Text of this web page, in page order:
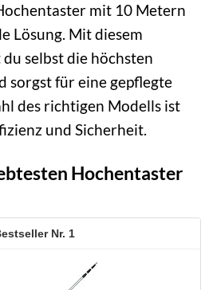
mit 10 Metern
Lösung. Mit diesem
selbst die höchsten
sorgst für eine gepflegte
des richtigen Modells ist
und Sicherheit.
Hochentaster
1